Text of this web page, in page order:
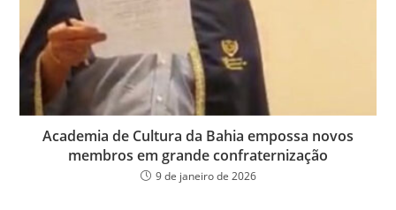
Academia de Cultura da Bahia empossa novos
membros em grande confraternização
9 de janeiro de 2026